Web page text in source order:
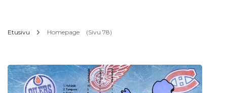
Etusivu Homepage (Sivu 78)